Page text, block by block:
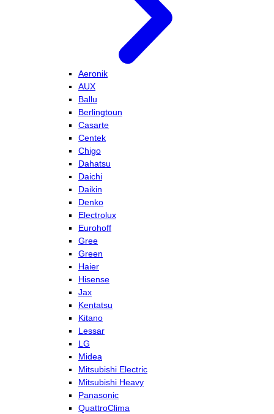
Aeronik
AUX
Ballu
Berlingtoun
Casarte
Centek
Chigo
Dahatsu
Daichi
Daikin
Denko
Electrolux
Eurohoff
Gree
Green
Haier
Hisense
Jax
Kentatsu
Kitano
Lessar
LG
Midea
Mitsubishi Electric
Mitsubishi Heavy
Panasonic
QuattroClima